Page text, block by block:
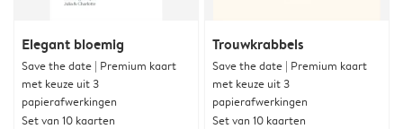
Elegant bloemig
Save the date | Premium kaart
met keuze uit 3
papierafwerkingen
Set van 10 kaarten
Trouwkrabbels
Save the date | Premium kaart
met keuze uit 3
papierafwerkingen
Set van 10 kaarten